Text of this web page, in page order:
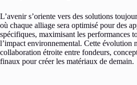
L’avenir s’oriente vers des solutions
où chaque alliage sera optimisé pour des
spécifiques, maximisant les performances
l’impact environnemental. Cette évolution
collaboration étroite entre fondeurs,
finaux pour créer les matériaux de demain.